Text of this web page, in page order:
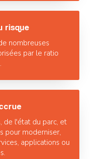
risque
nombreuses
par le ratio
de l'état du parc, et
pour moderniser,
applications ou